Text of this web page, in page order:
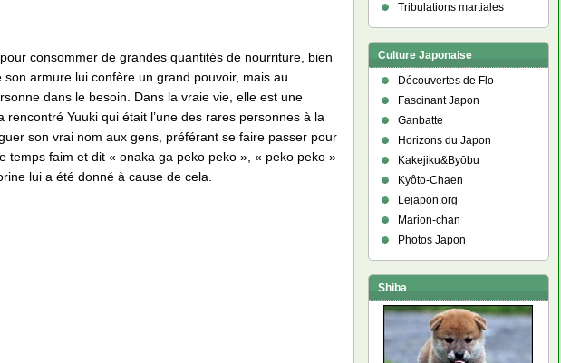
consommer de grandes quantités de nourriture, bien
armure lui confère un grand pouvoir, mais au
dans le besoin. Dans la vraie vie, elle est une
Yuuki qui était l’une des rares personnes à la
son vrai nom aux gens, préférant se faire passer pour
temps faim et dit « onaka ga peko peko », « peko peko »
lui a été donné à cause de cela.
Tribulations martiales
Culture Japonaise
Découvertes de Flo
Fascinant Japon
Ganbatte
Horizons du Japon
Kakejiku&Byōbu
Kyôto-Chaen
Lejapon.org
Marion-chan
Photos Japon
Shiba